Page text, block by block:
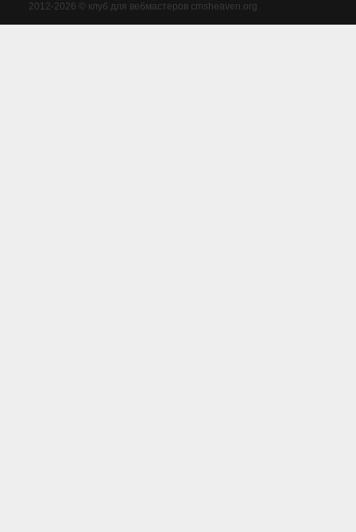
2012-2026 © клуб для вебмастеров cmsheaven.org